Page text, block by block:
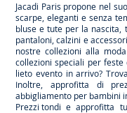
Jacadi Paris propone nel
scarpe, eleganti e senza
bluse e tute per la nascita,
pantaloni, calzini e
nostre collezioni alla
collezioni speciali per
lieto evento in arrivo?
Inoltre, approfitta di
abbigliamento per bambini
Prezzi tondi e approfitta